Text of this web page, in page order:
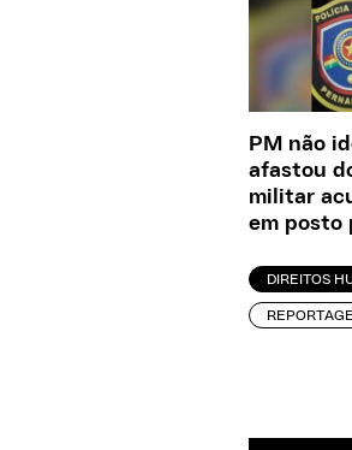
PM não
afastou
militar
em posto
DIREITOS